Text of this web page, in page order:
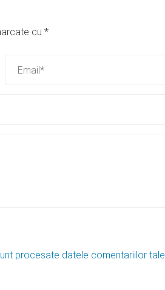
cu *
procesate datele comentariilor tale